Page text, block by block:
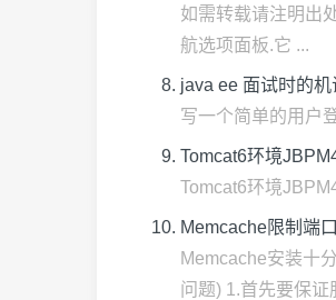
如需转载请注明出
航选项面板.它 ...
java ee 面试时的机
写一个简单的用户
Tomcat6环境
Tomcat6环境
Memcache限制端
Memcache安装十
问题) 1.首先要保证